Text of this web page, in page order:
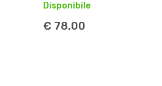
Disponibile
€ 78,00